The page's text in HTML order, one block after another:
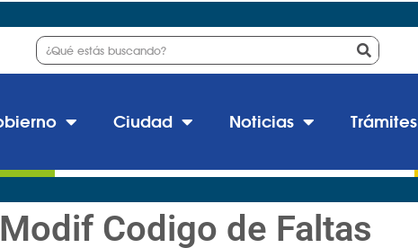
Ciudad Noticias Trámites
Codigo de Faltas